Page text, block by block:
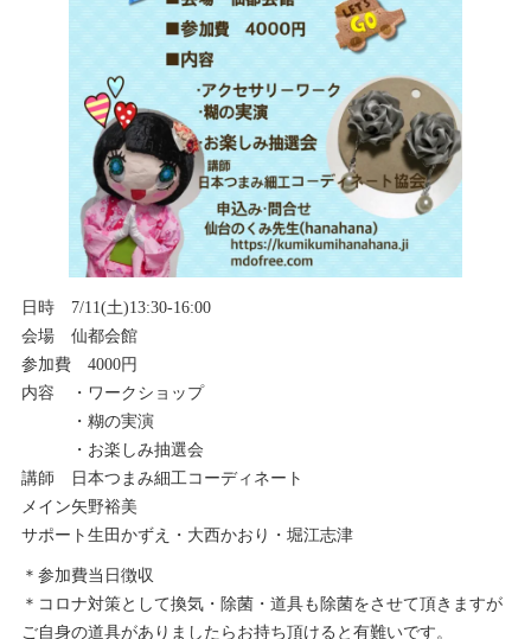
日時 7/11(土)13:30-16:00
会場 仙都会館
参加費 4000円
内容 ・ワークショップ
・糊の実演
・お楽しみ抽選会
講師 日本つまみ細工コーディネート
メイン矢野裕美
サポート生田かずえ・大西かおり・堀江志津
＊参加費当日徴収
＊コロナ対策として換気・除菌・道具も除菌をさせて頂きますが
ご自身の道具がありましたらお持ち頂けると有難いです。